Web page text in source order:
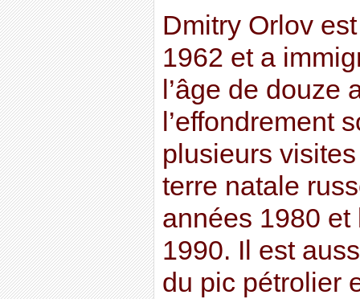
Dmitry Orlov
1962 et a
l’âge de douze
l’effondrement
plusieurs
terre natale
années 1980
1990. Il est
du pic pétrolier